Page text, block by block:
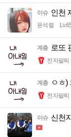
이슈 인천
윤석렬
계층 로또
전자팔찌
계층 ㅇㅎ)
전자팔찌
이슈 신천